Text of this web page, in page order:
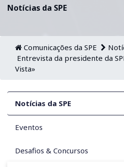
Notícias da SPE
Comunicações da SPE
Entrevista da presidente da
Vista»
Notícias da SPE
Eventos
Desafios & Concursos